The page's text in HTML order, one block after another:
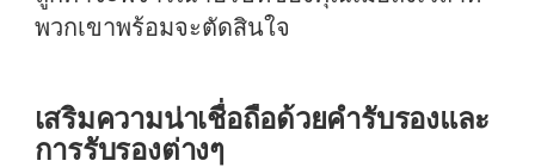
พวกเขาพร้อมจะตัดสินใจ
เสริมความน่าเชื่อถือด้วยคำรับรองและ
การรับรองต่างๆ